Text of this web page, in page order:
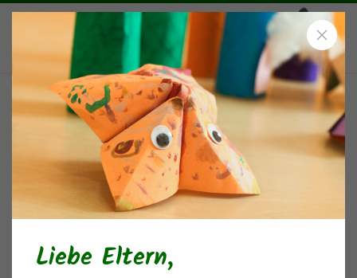
Wir gestalten Kresse-Nester
mit den Krippenkindern
Liebe Eltern,